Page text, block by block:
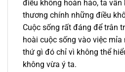
điều không hoàn hảo, ta vẫn
thương chính những điều
Cuộc sống rất đáng để trân
hoài cuộc sống vào việc
thứ gì đó chỉ vì không thể
không vừa ý ta.